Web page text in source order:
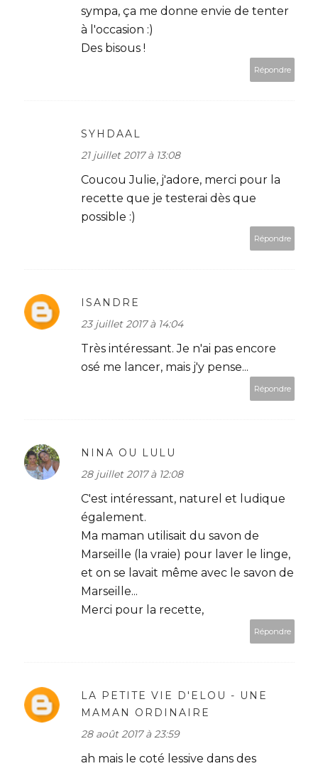
sympa, ça me donne envie de tenter
à l'occasion :)
Des bisous !
Répondre
SYHDAAL
21 juillet 2017 à 13:08
Coucou Julie, j'adore, merci pour la
recette que je testerai dès que
possible :)
Répondre
ISANDRE
23 juillet 2017 à 14:04
Très intéressant. Je n'ai pas encore
osé me lancer, mais j'y pense...
Répondre
NINA OU LULU
28 juillet 2017 à 12:08
C'est intéressant, naturel et ludique
également.
Ma maman utilisait du savon de
Marseille (la vraie) pour laver le linge,
et on se lavait même avec le savon de
Marseille...
Merci pour la recette,
Répondre
LA PETITE VIE D'ELOU - UNE
MAMAN ORDINAIRE
28 août 2017 à 23:59
ah mais le coté lessive dans des